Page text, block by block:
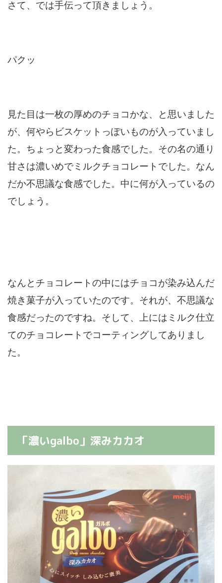
さて、では手伝って頂きましょう。
パクッ
見た目は一枚の厚めのチョコかな、と思いました
が、何やらビスケットっぽいものが入っていまし
た。ちょっと変わった食感でした。その名の通り
甘さは濃いめでミルクチョコレートでした。なん
だか不思議な食感でした。中に何が入っているの
でしょう。
なんとチョコレートの中にはチョコが染み込んだ
焼き菓子が入っていたのです。それが、不思議な
食感だったのですね。そして、上にはミルク仕立
てのチョコレートでコーティングしてありまし
た。
「濃いgalbo」深みカカオ